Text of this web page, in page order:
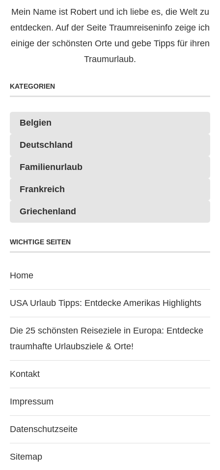
Mein Name ist Robert und ich liebe es, die Welt zu
entdecken. Auf der Seite Traumreiseninfo zeige ich
einige der schönsten Orte und gebe Tipps für ihren
Traumurlaub.
KATEGORIEN
Belgien
Deutschland
Familienurlaub
Frankreich
Griechenland
WICHTIGE SEITEN
Home
USA Urlaub Tipps: Entdecke Amerikas Highlights
Die 25 schönsten Reiseziele in Europa: Entdecke
traumhafte Urlaubsziele & Orte!
Kontakt
Impressum
Datenschutzseite
Sitemap